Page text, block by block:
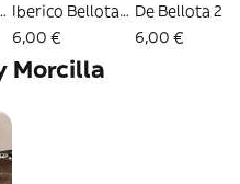
Iberico Bellota
200 Gr
6,00 €
De Bellota
Gr
6,00 €
Morcilla